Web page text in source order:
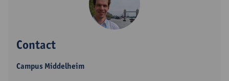
Contact
Campus Middelheim